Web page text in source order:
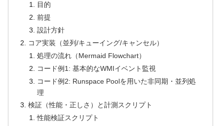
目的
前提
設計方針
コア実装（並列/キューイング/キャンセル）
処理の流れ（Mermaid Flowchart）
コード例1: 基本的なWMIイベント監視
コード例2: Runspace Poolを用いた非同期・並列処
理
検証（性能・正しさ）と計測スクリプト
性能検証スクリプト